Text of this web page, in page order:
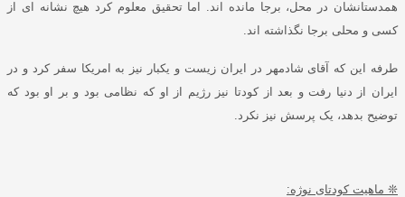
همدستانشان در محل، برجا مانده اند
اما تحقیق معلوم کرد هیچ نشانه ای از
کسی و محلی برجا نگذاشته اند
طرفه این که
آقای شادمهر در ایران زیست و یکبار نیز به امریکا سفر کرد و در
ایران از دنیا رفت و بعد از کودتا نیز رژیم از او که نظامی بود و بر او بود که
توضیح بدهد، یک پرسش نیز نکرد
❊ ماهیت کودتای نوژه: